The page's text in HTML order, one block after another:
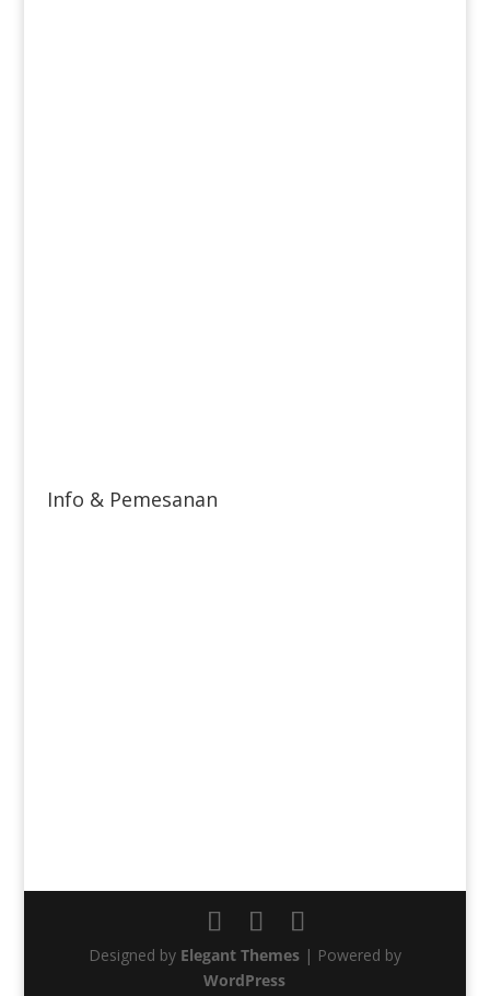
Info & Pemesanan
Designed by Elegant Themes| Powered by
WordPress